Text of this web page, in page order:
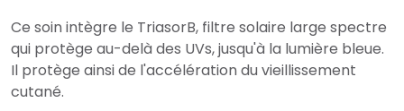
Ce soin intègre le TriasorB, filtre solaire large spectre
qui protège au-delà des UVs, jusqu'à la lumière bleue.
Il protège ainsi de l'accélération du vieillissement
cutané.